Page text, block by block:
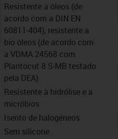
igus-icon-lupe
Resistente a óleos (de
acordo com a DIN EN
60811-404), resistente a
bio óleos (de acordo com
a VDMA 24568 com
Plantocut 8 S-MB testado
pela DEA)
Resistente à hidrólise e a
micróbios
Isento de halogéneos
Sem silicone